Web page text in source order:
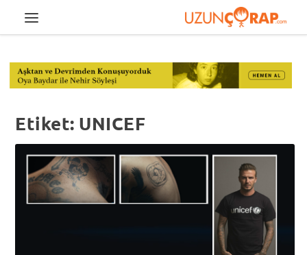
Etiket: UNICEF